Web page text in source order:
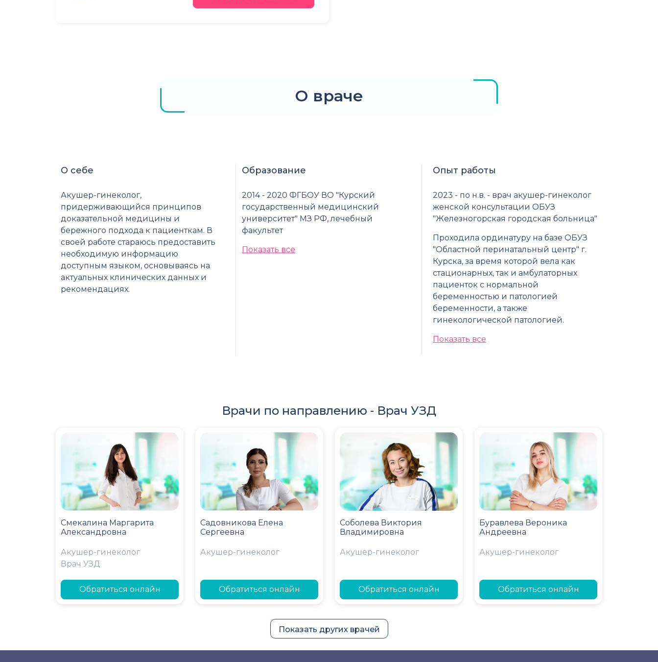
О враче
О себе
Акушер-гинеколог,
придерживающийся принципов
доказательной медицины и
бережного подхода к пациенткам. В
своей работе стараюсь предоставить
необходимую информацию
доступным языком, основываясь на
актуальных клинических данных и
рекомендациях.
Образование
2014 - 2020 ФГБОУ ВО "Курский
государственный медицинский
университет" МЗ РФ, лечебный
факультет
Показать все
Опыт работы
2023 - по н.в. - врач акушер-гинеколог
женской консультации ОБУЗ
"Железногорская городская больница"
Проходила ординатуру на базе ОБУЗ
"Областной перинатальный центр" г.
Курска, за время которой вела как
стационарных, так и амбулаторных
пациенток с нормальной
беременностью и патологией
беременности, а также
гинекологической патологией.
Показать все
Врачи по направлению - Врач УЗД
Смекалина Маргарита
Александровна
Акушер-гинеколог
Врач УЗД
Обратиться онлайн
Садовникова Елена
Сергеевна
Акушер-гинеколог
Обратиться онлайн
Соболева Виктория
Владимировна
Акушер-гинеколог
Обратиться онлайн
Буравлева Вероника
Андреевна
Акушер-гинеколог
Обратиться онлайн
Показать других врачей